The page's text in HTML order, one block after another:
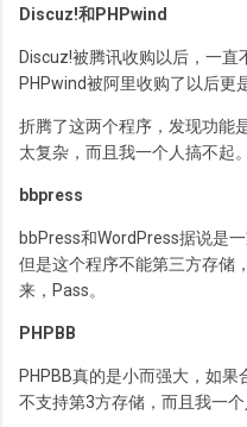
Discuz!和PHPwind
Discuz!被腾讯收购以后，一直
PHPwind被阿里收购了以后更
折腾了这两个程序，发现功能
太复杂，而且我一个人搞不起
bbpress
bbPress和WordPress据说是
但是这个程序不能第三方存储
来，Pass。
PHPBB
PHPBB真的是小而强大，如
不支持第3方存储，而且我一个